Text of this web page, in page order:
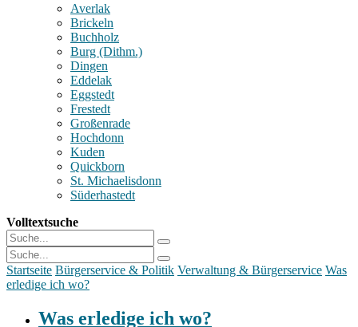
Averlak
Brickeln
Buchholz
Burg (Dithm.)
Dingen
Eddelak
Eggstedt
Frestedt
Großenrade
Hochdonn
Kuden
Quickborn
St. Michaelisdonn
Süderhastedt
Volltextsuche
Startseite Bürgerservice & Politik Verwaltung & Bürgerservice Was
erledige ich wo?
Was erledige ich wo?